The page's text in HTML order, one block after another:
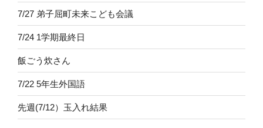
7/27 弟子屈町未来こども会議
7/24 1学期最終日
飯ごう炊さん
7/22 5年生外国語
先週(7/12）玉入れ結果